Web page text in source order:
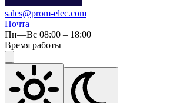
sales@prom-elec.com
Почта
Пн—Вс 08:00 – 18:00
Время работы